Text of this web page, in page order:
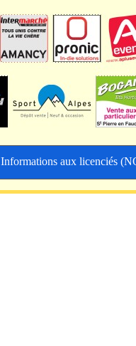
Informations aux licenciés